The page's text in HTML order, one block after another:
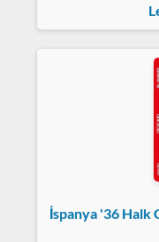
İspanya '36 Halk